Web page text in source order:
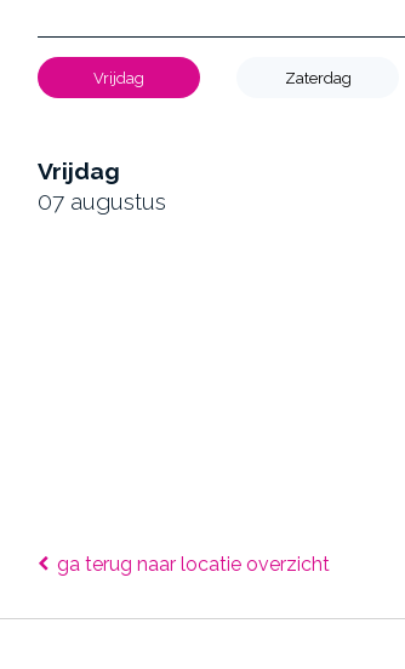
Vrijdag Zaterdag
Vrijdag
07 augustus
ga terug naar locatie overzicht